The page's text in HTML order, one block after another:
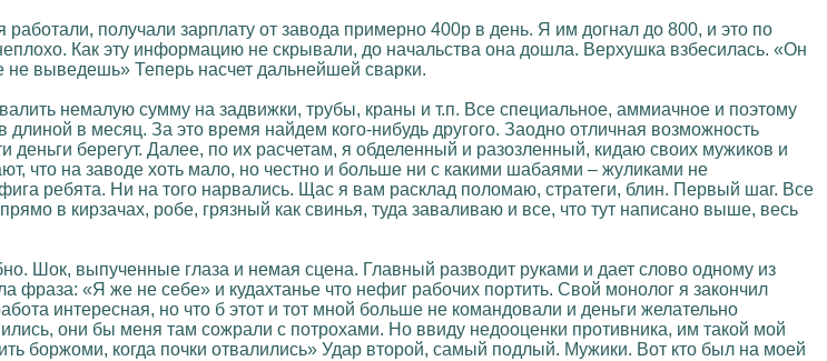
получали зарплату от завода примерно 400р в день. Я им догнал до 800, и это по
Как эту информацию не скрывали, до начальства она дошла. Верхушка взбесилась. «Он
не выведешь» Теперь насчет дальнейшей сварки.
немалую сумму на задвижки, трубы, краны и т.п. Все специальное, аммиачное и поэтому
в месяц. За это время найдем кого-нибудь другого. Заодно отличная возможность
деньги берегут. Далее, по их расчетам, я обделенный и разозленный, кидаю своих мужиков и
что на заводе хоть мало, но честно и больше ни с какими шабаями – жуликами не
ребята. Ни на того нарвались. Щас я вам расклад поломаю, стратеги, блин. Первый шаг. Все
в кирзачах, робе, грязный как свинья, туда заваливаю и все, что тут написано выше, весь
Шок, выпученные глаза и немая сцена. Главный разводит руками и дает слово одному из
фраза: «Я же не себе» и кудахтанье что нефиг рабочих портить. Свой монолог я закончил
интересная, но что б этот и тот мной больше не командовали и деньги желательно
они бы меня там сожрали с потрохами. Но ввиду недооценки противника, им такой мой
боржоми, когда почки отвалились» Удар второй, самый подлый. Мужики. Вот кто был на моей